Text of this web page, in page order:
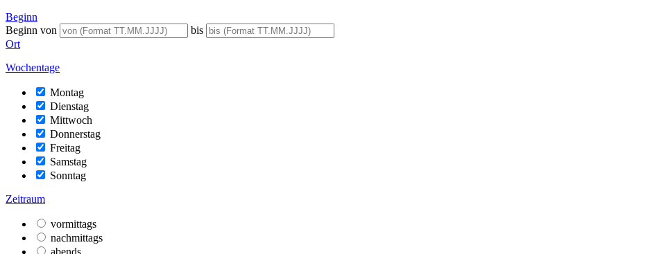
Beginn
Beginn von
bis
Ort
Wochentage
Montag
Dienstag
Mittwoch
Donnerstag
Freitag
Samstag
Sonntag
Zeitraum
vormittags
nachmittags
abends